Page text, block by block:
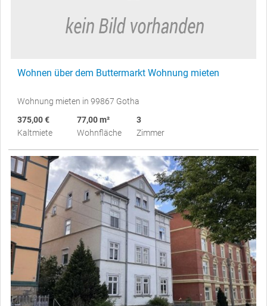
Wohnen über dem Buttermarkt Wohnung mieten
Wohnung mieten in 99867 Gotha
375,00 €
Kaltmiete
77,00 m²
Wohnfläche
3
Zimmer